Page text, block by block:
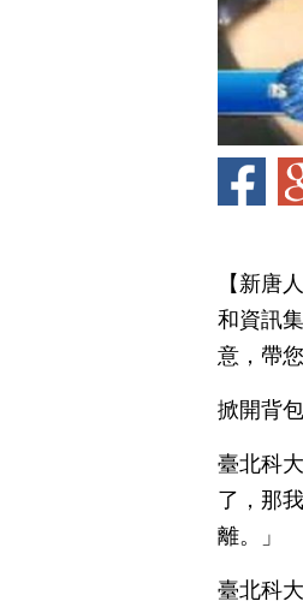
【新唐
和資訊
意，帶您
掀開背
臺北科
了，那
離。」
臺北科